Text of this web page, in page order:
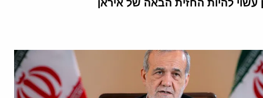
עשוי להיות החזית הבאה של איראן